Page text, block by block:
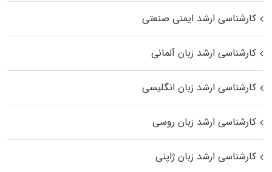
کارشناسی ارشد ایمنی صنعتی
کارشناسی ارشد زبان آلمانی
کارشناسی ارشد زبان انگلیسی
کارشناسی ارشد زبان روسی
کارشناسی ارشد زبان ژاپنی